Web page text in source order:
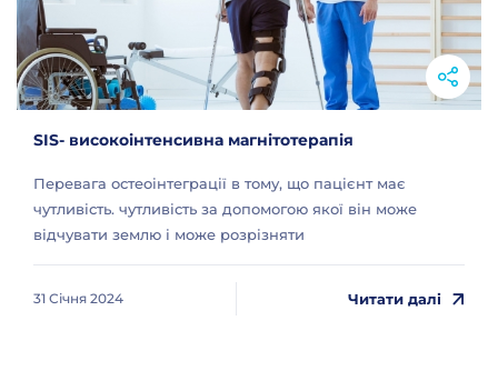
SIS- високоінтенсивна магнітотерапія
Перевага остеоінтеграції в тому, що пацієнт має
чутливість. чутливість за допомогою якої він може
відчувати землю і може розрізняти
31 Січня 2024 Читати далі